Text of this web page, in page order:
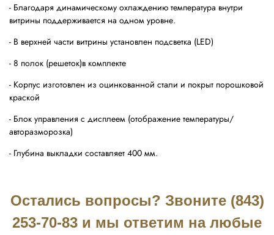
- Благодаря динамическому охлаждению температура внутри
витрины поддерживается на одном уровне.
- В верхней части витрины установлен подсветка (LED)
- 8 полок (решеток)в комплекте
- Корпус изготовлен из оцинкованной стали и покрыт порошковой
краской
- Блок управления с дисплеем (отображение температуры/
авторазморозка)
- Глубина выкладки составляет 400 мм.
Остались вопросы? Звоните (843)
253-70-83 и мы ответим на любые